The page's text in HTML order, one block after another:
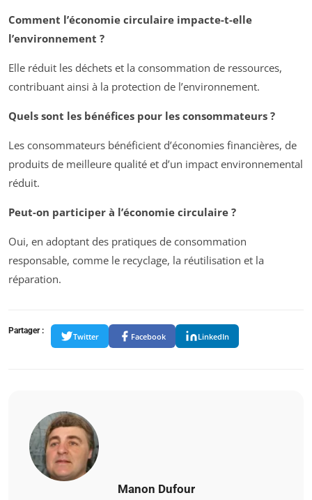
Comment l’économie circulaire impacte-t-elle
l’environnement ?
Elle réduit les déchets et la consommation de ressources,
contribuant ainsi à la protection de l’environnement.
Quels sont les bénéfices pour les consommateurs ?
Les consommateurs bénéficient d’économies financières, de
produits de meilleure qualité et d’un impact environnemental
réduit.
Peut-on participer à l’économie circulaire ?
Oui, en adoptant des pratiques de consommation
responsable, comme le recyclage, la réutilisation et la
réparation.
Partager :
Twitter Facebook LinkedIn
Manon Dufour